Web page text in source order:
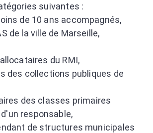
suivantes :
de 10 ans accompagnés,
de la ville de Marseille,
du RMI,
des collections publiques de
des classes primaires
responsable,
de structures municipales